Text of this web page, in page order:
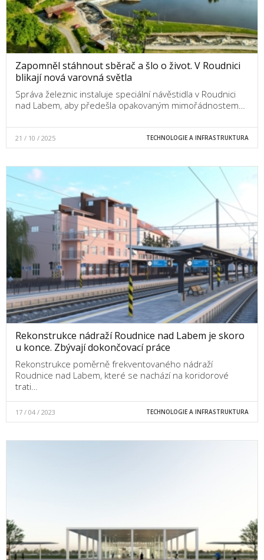
Zapomněl stáhnout sběrač a šlo o život. V Roudnici
blikají nová varovná světla
Správa železnic instaluje speciální návěstidla v Roudnici
nad Labem, aby předešla opakovaným mimořádnostem…
21 / 10 / 2025 TECHNOLOGIE A INFRASTRUKTURA
Rekonstrukce nádraží Roudnice nad Labem je skoro
u konce. Zbývají dokončovací práce
Rekonstrukce poměrně frekventovaného nádraží
Roudnice nad Labem, které se nachází na koridorové
trati…
17 / 04 / 2023 TECHNOLOGIE A INFRASTRUKTURA